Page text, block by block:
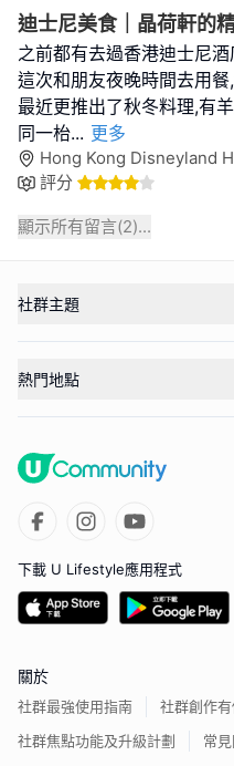
迪士尼美食｜晶荷軒的
之前都有去過香港迪士尼
這次和朋友夜晚時間去用
最近更推出了秋冬料理,有
同一枱... 更多
Hong Kong Disneyland
評分
顯示所有留言(2)...
社群主題
熱門地點
下載 U Lifestyle應用程式
關於
社群最強使用指南
社群創作
社群焦點功能及升級計劃
常